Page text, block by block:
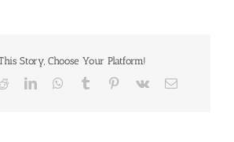
Story, Choose Your Platform!
RedditLinkedInWhatsApp
Tumblr Pinterest
Vk Sähköposti